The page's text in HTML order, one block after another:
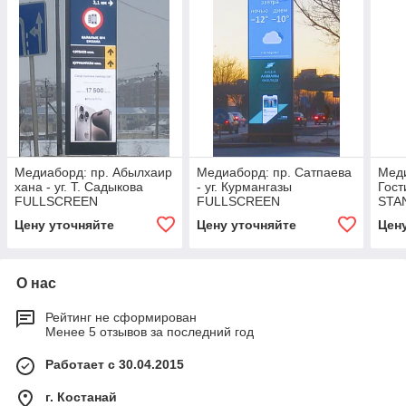
Медиаборд: пр. Абылхаир
хана - уг. Т. Садыкова
FULLSCREEN
Цену уточняйте
Медиаборд: пр. Сатпаева
- уг. Курмангазы
FULLSCREEN
Цену уточняйте
О нас
Рейтинг не сформирован
Менее 5 отзывов за последний год
Работает с 30.04.2015
г. Костанай